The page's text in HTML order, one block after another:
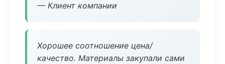
— Клиент компании
Хорошее соотношение цена/
качество. Материалы закупали сами